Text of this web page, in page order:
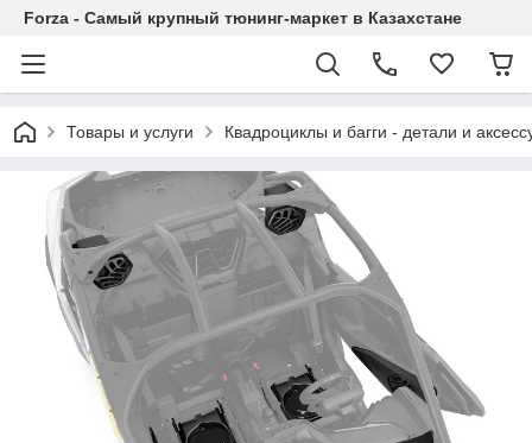
Forza - Самый крупный тюнинг-маркет в Казахстане
Товары и услуги Квадроциклы и багги - детали и